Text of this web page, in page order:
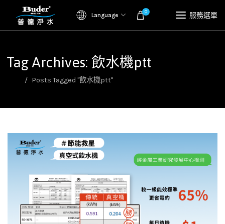
Language 0 服務選單
Tag Archives: 飲水機ptt
Posts Tagged "飲水機ptt"